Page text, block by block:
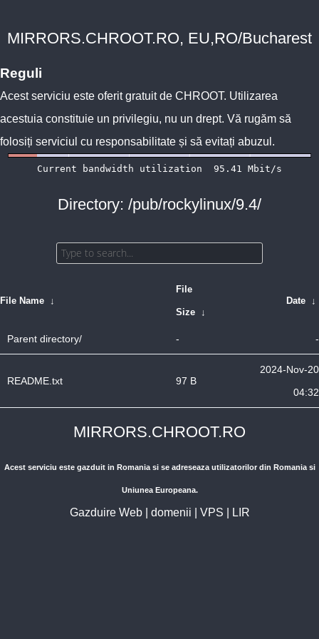
MIRRORS.CHROOT.RO, EU,RO/Bucharest
Reguli
Acest serviciu este oferit gratuit de CHROOT. Utilizarea
acestuia constituie un privilegiu, nu un drept. Vă rugăm să
folosiți serviciul cu responsabilitate și să evitați abuzul.
Directory: /pub/rockylinux/9.4/
File Name ↓
File
Size ↓
Date ↓
Parent directory/ - -
README.txt 97 B
2024-Nov-20
04:32
MIRRORS.CHROOT.RO
Acest serviciu este gazduit in Romania si se adreseaza utilizatorilor din Romania si
Uniunea Europeana.
Gazduire Web| domenii VPS LIR